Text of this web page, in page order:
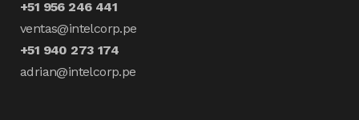
+51 956 246 441
ventas@intelcorp.pe
+51 940 273 174
adrian@intelcorp.pe